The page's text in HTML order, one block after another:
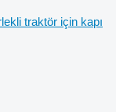
traktör için kapı